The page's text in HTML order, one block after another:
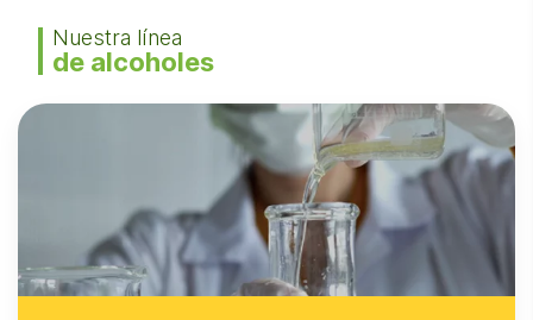
Nuestra línea
de alcoholes